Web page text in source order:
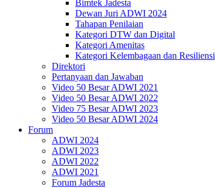
Bimtek Jadesta
Dewan Juri ADWI 2024
Tahapan Penilaian
Kategori DTW dan Digital
Kategori Amenitas
Kategori Kelembagaan dan Resiliensi
Direktori
Pertanyaan dan Jawaban
Video 50 Besar ADWI 2021
Video 50 Besar ADWI 2022
Video 75 Besar ADWI 2023
Video 50 Besar ADWI 2024
Forum
ADWI 2024
ADWI 2023
ADWI 2022
ADWI 2021
Forum Jadesta